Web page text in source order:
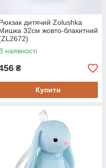
дитячий Zolushka
32см жовто-блакитний
наявності
₴
Купити